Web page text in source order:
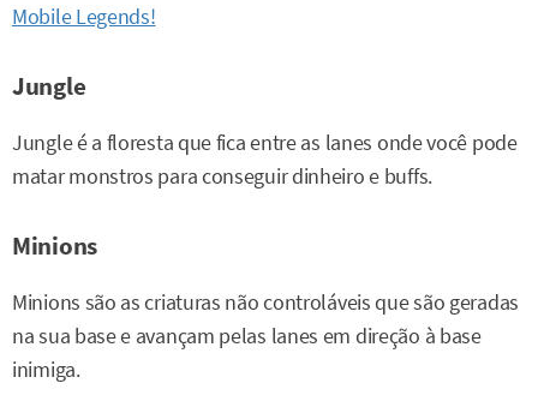
Mobile Legends!
Jungle
Jungle é a floresta que fica entre as lanes onde você pode
matar monstros para conseguir dinheiro e buffs.
Minions
Minions são as criaturas não controláveis que são geradas
na sua base e avançam pelas lanes em direção à base
inimiga.